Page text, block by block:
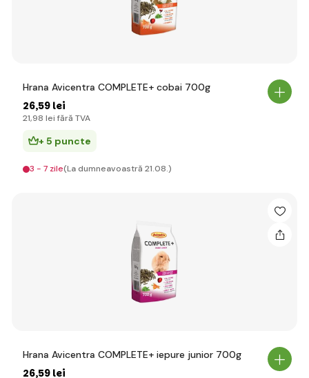
Hrana Avicentra COMPLETE+ cobai 700g
26,59 lei
21,98 lei fără TVA
+ 5 puncte
3 - 7 zile(La dumneavoastră 21.08.)
Hrana Avicentra COMPLETE+ iepure junior 700g
26,59 lei